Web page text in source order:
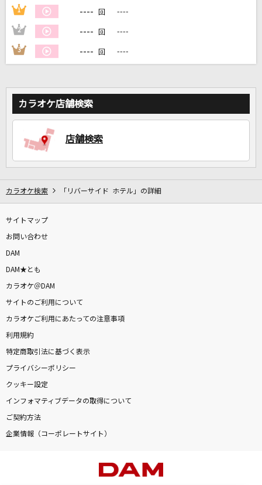
1 ---- 回 ----
2 ---- 回 ----
3 ---- 回 ----
カラオケ店舗検索
店舗検索
カラオケ検索 「リバーサイド ホテル」の詳細
サイトマップ
お問い合わせ
DAM
DAM★とも
カラオケ＠DAM
サイトのご利用について
カラオケご利用にあたっての注意事項
利用規約
特定商取引法に基づく表示
プライバシーポリシー
クッキー設定
インフォマティブデータの取得について
ご契約方法
企業情報（コーポレートサイト）